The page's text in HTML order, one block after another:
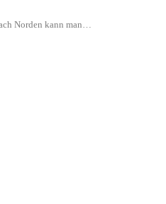
Norden kann man…